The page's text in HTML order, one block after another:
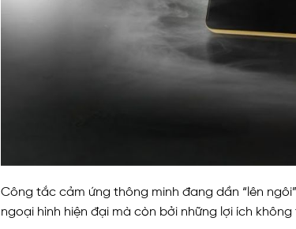
Công tắc cảm ứng thông minh đang dần “lên
ngoại hình hiện đại mà còn bởi những lợi ích